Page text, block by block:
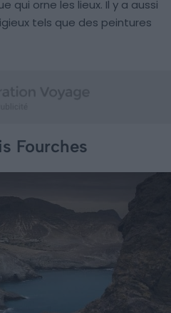
qui orne les lieux. Il y a aussi
tels que des peintures
Fourches